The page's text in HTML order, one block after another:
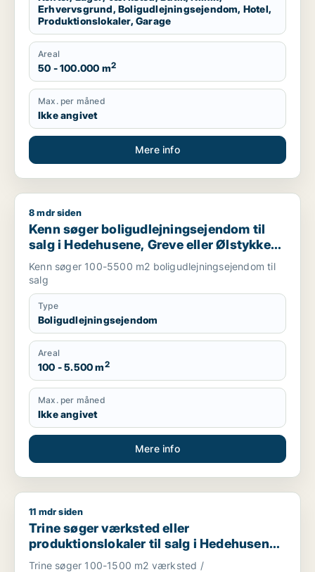
Erhvervsgrund, Boligudlejningsejendom, Hotel,
Produktionslokaler, Garage
Areal
50 - 100.000 m2
Max. per måned
Ikke angivet
Mere info
Kenn søger boligudlejningsejendom til salg i Hedehusene,
8 mdr siden
Kenn søger boligudlejningsejendom til
salg i Hedehusene, Greve eller Ølstykke
m.fl.
Kenn søger 100-5500 m2 boligudlejningsejendom til
salg
Type
Boligudlejningsejendom
Areal
100 - 5.500 m2
Max. per måned
Ikke angivet
Mere info
Trine søger værksted eller produktionslokaler til salg i
11 mdr siden
Trine søger værksted eller
produktionslokaler til salg i Hedehusene,
Greve eller Ølstykke m.fl.
Trine søger 100-1500 m2 værksted /